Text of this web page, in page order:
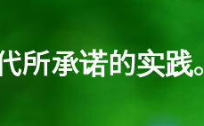
承诺的实践。